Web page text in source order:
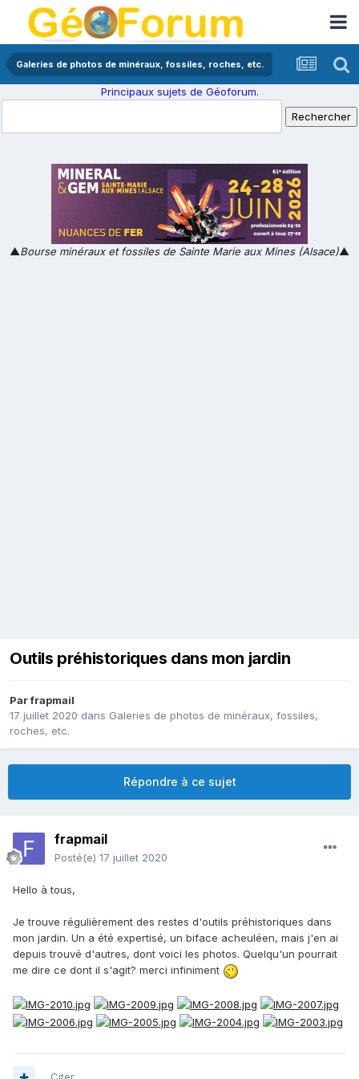
Galeries de photos de minéraux, fossiles, roches, etc.
Principaux sujets de Géoforum.
▲Bourse minéraux et fossiles de Sainte Marie aux Mines (Alsace)▲
Outils préhistoriques dans mon jardin
Parfrapmail
17 juillet 2020 dans Galeries de photos de minéraux, fossiles,
roches, etc.
Répondre à ce sujet
frapmail
Posté(e) 17 juillet 2020
Hello à tous,
Je trouve régulièrement des restes d'outils préhistoriques dans
mon jardin. Un a été expertisé, un biface acheuléen, mais j'en ai
depuis trouvé d'autres, dont voici les photos. Quelqu'un pourrait
me dire ce dont il s'agit? merci infiniment